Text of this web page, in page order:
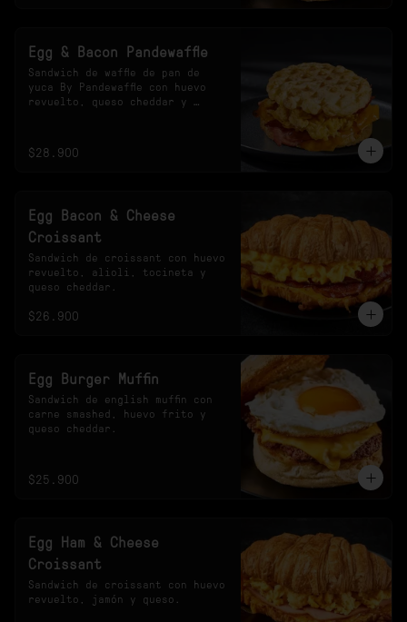
Egg & Bacon Pandewaffle
Sandwich de waffle de pan de
yuca By Pandewaffle con huevo
revuelto, queso cheddar y
$28.900
Egg Bacon & Cheese
Croissant
Sandwich de croissant con huevo
revuelto, alioli, tocineta y
queso cheddar.
$26.900
Egg Burger Muffin
Sandwich de english muffin con
carne smashed, huevo frito y
queso cheddar.
$25.900
Egg Ham & Cheese
Croissant
Sandwich de croissant con huevo
revuelto, jamón y queso.